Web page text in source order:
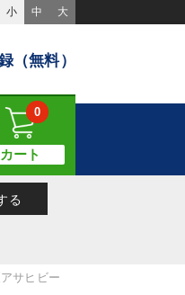
小 中 大
（無料）
カート
0
る
アサヒビー